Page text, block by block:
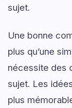
sujet.
Une bonne
plus qu’une
nécessite des
sujet. Les
plus